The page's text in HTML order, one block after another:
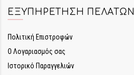
ΕΞΥΠΗΡΈΤΗΣΗ ΠΕΛΑΤΏΝ
Πολιτική Επιστροφών
Ο Λογαριασμός σας
Ιστορικό Παραγγελιών